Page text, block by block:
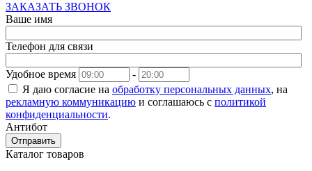
ЗАКАЗАТЬ ЗВОНОК
Ваше имя
Телефон для связи
Удобное время
-
Я даю согласие на обработку персональных данных, на
рекламную коммуникацию и соглашаюсь с политикой
конфиденциальности.
Антибот
Отправить
Каталог товаров